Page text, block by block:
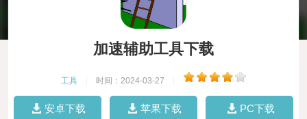
加速辅助工具下载
工具 时间：2024-03-27
安卓下载 苹果下载 PC下载